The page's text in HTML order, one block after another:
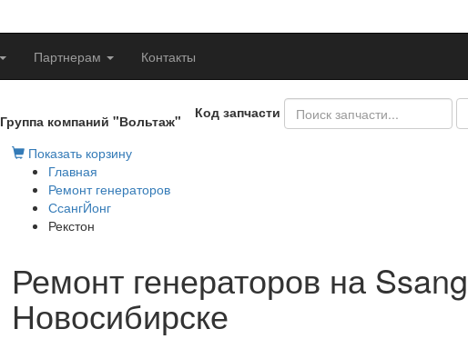
Партнерам Контакты
Группа компаний "Вольтаж"
Код запчасти
Показать корзину
Главная
Ремонт генераторов
СсангЙонг
Рекстон
Ремонт генераторов на
Новосибирске